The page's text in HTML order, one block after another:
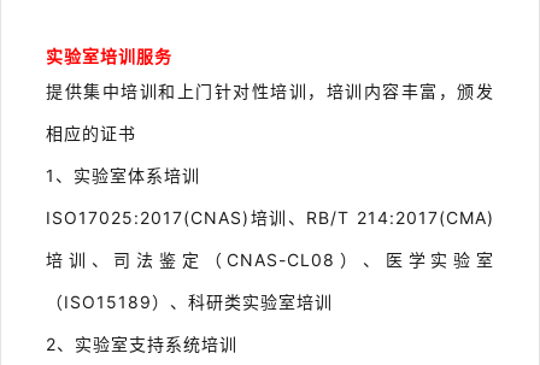
实验室培训服务
提供集中培训和上门针对性培训，培训内容丰富，颁发
相应的证书
1 、实验室体系培训
ISO17025:2017(CNAS)培训、RB/T 214:2017(CMA)
培训、司法鉴定（CNAS-CL08）、医学实验室
（ISO15189）、科研类实验室培训
2、实验室支持系统培训